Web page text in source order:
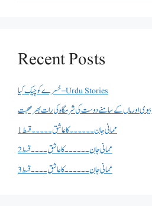
Recent Posts
خسرے کو چیک کیا – Urdu Stories
بیوی اور ماں کے سامنے دوست کی شرمگاہ کی رات بھر صحبت
ممانی جان ۔۔۔۔۔۔کا عاشق ۔۔۔۔۔قسط 1
ممانی جان ۔۔۔۔۔۔کا عاشق ۔۔۔۔قسط 2
ممانی جان ۔۔۔۔۔۔کا عاشق ۔۔۔۔قسط 3